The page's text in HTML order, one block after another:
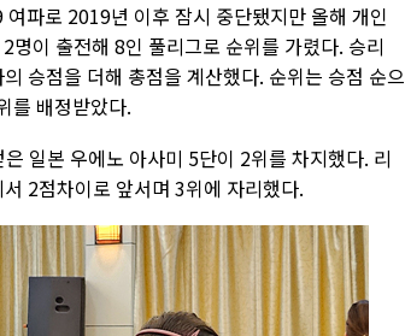
파로 2019년 이후 잠시 중단됐지만 올해 개인
이 출전해 8인 풀리그로 순위를 가렸다. 승리
승점을 더해 총점을 계산했다. 순위는 승점 순으
를 배정받았다.
일본 우에노 아사미 5단이 2위를 차지했다. 리
2점차이로 앞서며 3위에 자리했다.